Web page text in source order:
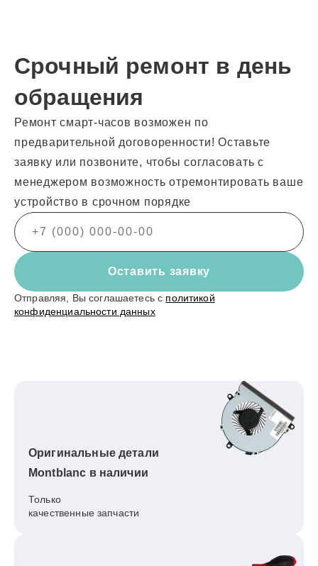
Срочный ремонт в день
обращения
Ремонт смарт-часов возможен по
предварительной договоренности! Оставьте
заявку или позвоните, чтобы согласовать с
менеджером возможность отремонтировать ваше
устройство в срочном порядке
Оставить заявку
Отправляя, Вы соглашаетесь с политикой
конфиденциальности данных
Оригинальные детали
Montblanc в наличии
Только
качественные запчасти